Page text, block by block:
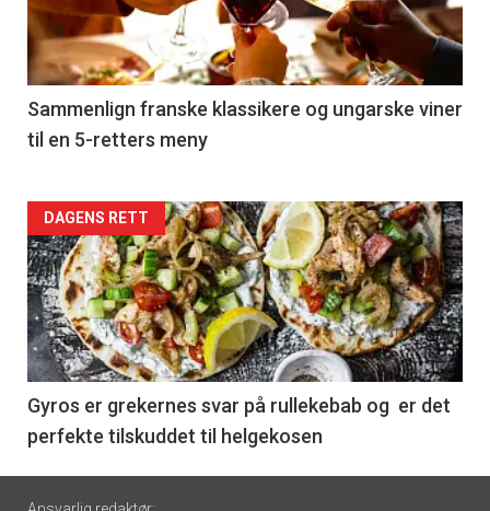
nå
-
5
Sammenlign franske klassikere og ungarske viner
til en 5-retters meny
Forsiden
akkurat
nå
-
6
DAGENS RETT
Gyros er grekernes svar på rullekebab og er det
perfekte tilskuddet til helgekosen
Footer